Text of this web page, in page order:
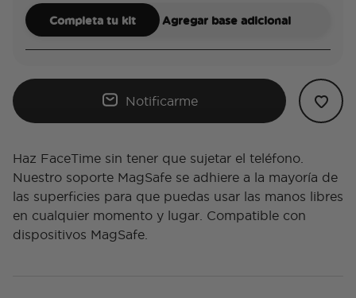
Completa tu kit Agregar base adicional
Notificarme
Haz FaceTime sin tener que sujetar el teléfono.
Nuestro soporte MagSafe se adhiere a la mayoría de
las superficies para que puedas usar las manos libres
en cualquier momento y lugar. Compatible con
dispositivos MagSafe.